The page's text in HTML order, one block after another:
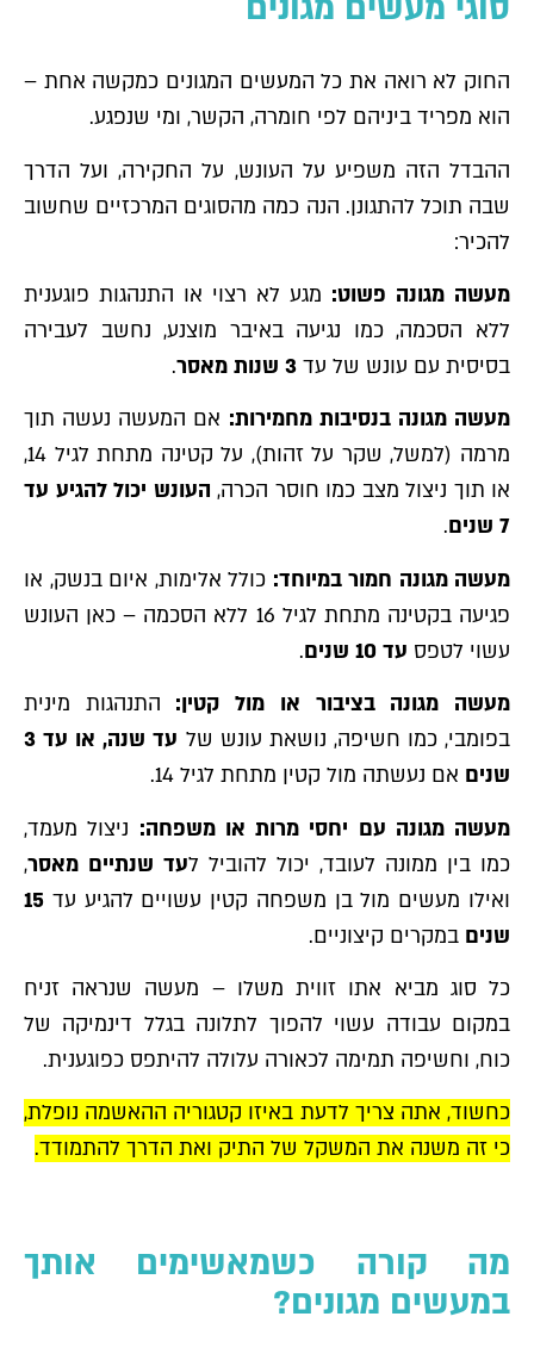
החוק לא רואה את כל המעשים המגונים כמקשה אחת –
הוא מפריד ביניהם לפי חומרה, הקשר, ומי שנפגע.
ההבדל הזה משפיע על העונש, על החקירה, ועל הדרך
שבה תוכל להתגונן. הנה כמה מהסוגים המרכזיים שחשוב
להכיר:
מעשה מגונה פשוט: מגע לא רצוי או התנהגות פוגענית
ללא הסכמה, כמו נגיעה באיבר מוצנע, נחשב לעבירה
בסיסית עם עונש של עד 3 שנות מאסר
.
מעשה מגונה בנסיבות מחמירות: אם המעשה נעשה תוך
מרמה (למשל, שקר על זהות), על קטינה מתחת לגיל 14,
או תוך ניצול מצב כמו חוסר הכרה, העונש יכול להגיע עד
7 שנים
.
מעשה מגונה חמור במיוחד: כולל אלימות, איום בנשק, או
פגיעה בקטינה מתחת לגיל 16 ללא הסכמה – כאן העונש
עשוי לטפס עד 10 שנים
.
מעשה מגונה בציבור או מול קטין: התנהגות מינית
בפומבי, כמו חשיפה, נושאת עונש של
עד שנה, או עד 3
שנים אם נעשתה מול קטין מתחת לגיל 14.
מעשה מגונה עם יחסי מרות או משפחה: ניצול מעמד,
כמו בין ממונה לעובד, יכול להוביל לעד שנתיים מאסר,
ואילו מעשים מול בן משפחה קטין עשויים להגיע עד 15
שנים במקרים קיצוניים.
כל סוג מביא אתו זווית משלו – מעשה שנראה זניח
במקום עבודה עשוי להפוך לתלונה בגלל דינמיקה של
כוח, וחשיפה תמימה לכאורה עלולה להיתפס כפוגענית.
כחשוד, אתה צריך לדעת באיזו קטגוריה ההאשמה נופלת,
כי זה משנה את המשקל של התיק ואת הדרך להתמודד.
מה קורה כשמאשימים אותך
במעשים מגונים?